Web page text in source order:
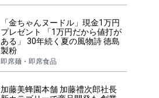
「金ちゃんヌードル」現金1万円
プレゼント 「1万円だから値打が
ある」 30年続く夏の風物詩 徳島
製粉
即席麺・即席食品
加藤美蜂園本舗 加藤禮次郎社長